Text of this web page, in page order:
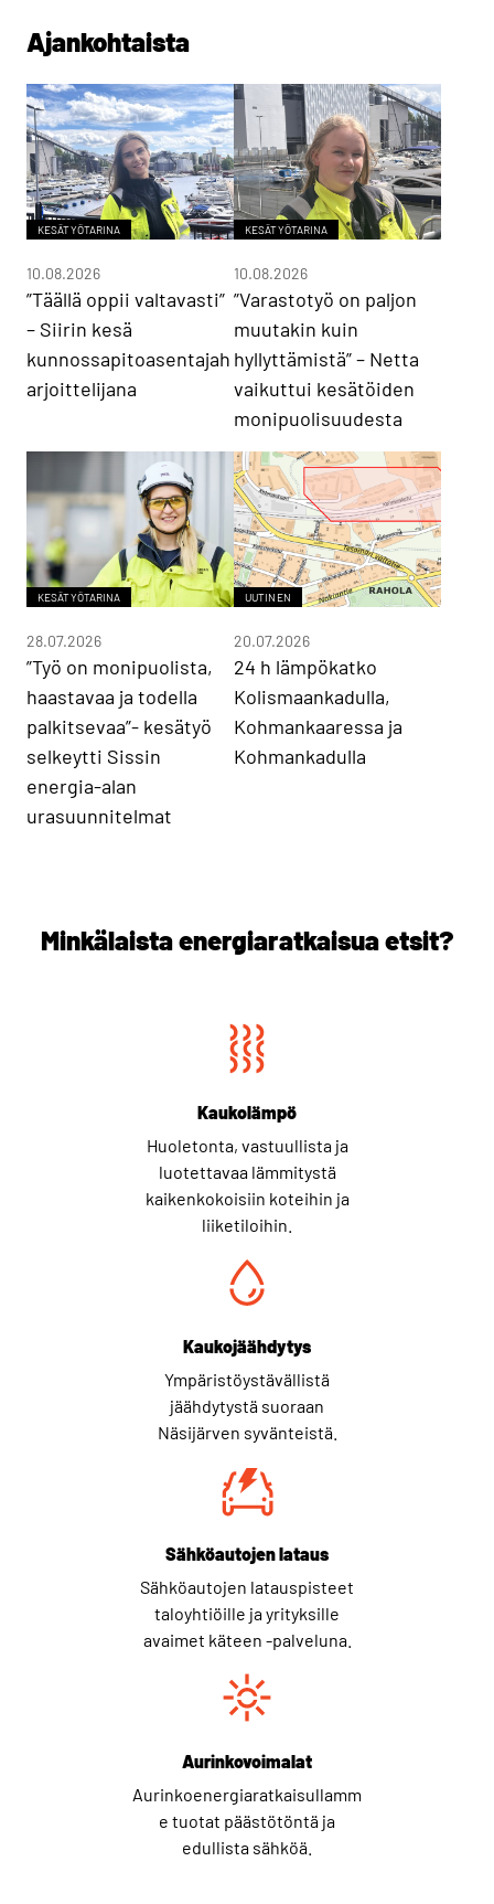
Ajankohtaista
KESÄTYÖTARINA
”Täällä oppii valtavasti”
– Siirin kesä
kunnossapitoasentajah
arjoittelijana
10.08.2026
KESÄTYÖTARINA
”Varastotyö on paljon
muutakin kuin
hyllyttämistä” – Netta
vaikuttui kesätöiden
monipuolisuudesta
10.08.2026
KESÄTYÖTARINA
”Työ on monipuolista,
haastavaa ja todella
palkitsevaa”- kesätyö
selkeytti Sissin
energia-alan
urasuunnitelmat
28.07.2026
UUTINEN
24 h lämpökatko
Kolismaankadulla,
Kohmankaaressa ja
Kohmankadulla
20.07.2026
Minkälaista energiaratkaisua etsit?
Kaukolämpö
Huoletonta, vastuullista ja
luotettavaa lämmitystä
kaikenkokoisiin koteihin ja
liiketiloihin.
Kaukojäähdytys
Ympäristöystävällistä
jäähdytystä suoraan
Näsijärven syvänteistä.
Sähköautojen lataus
Sähköautojen latauspisteet
taloyhtiöille ja yrityksille
avaimet käteen -palveluna.
Aurinkovoimalat
Aurinkoenergiaratkaisullamm
e tuotat päästötöntä ja
edullista sähköä.